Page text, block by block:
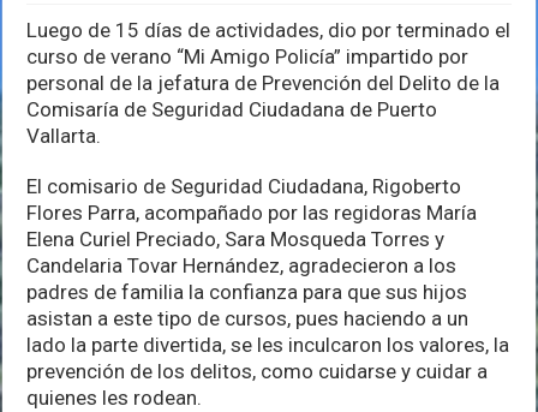
el
curso
de
verano
“Mi
Luego de 15 días de actividades, dio por terminado el
curso de verano “Mi Amigo Policía” impartido por
personal de la jefatura de Prevención del Delito de la
Comisaría de Seguridad Ciudadana de Puerto
Vallarta.
El comisario de Seguridad Ciudadana, Rigoberto
Flores Parra, acompañado por las regidoras María
Elena Curiel Preciado, Sara Mosqueda Torres y
Candelaria Tovar Hernández, agradecieron a los
padres de familia la confianza para que sus hijos
asistan a este tipo de cursos, pues haciendo a un
lado la parte divertida, se les inculcaron los valores, la
prevención de los delitos, como cuidarse y cuidar a
quienes les rodean.